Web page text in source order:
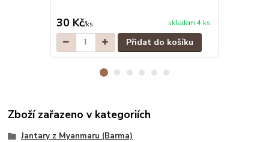
30 Kč/ks skladem 4 ks
Přidat do košíku
Zboží zařazeno v kategoriích
Jantary z Myanmaru (Barma)